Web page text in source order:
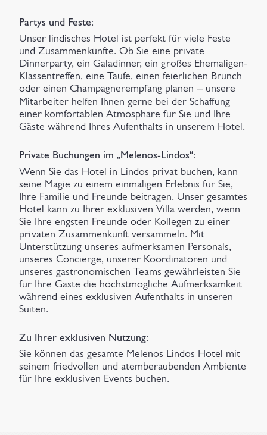
Partys und Feste:
Unser lindisches Hotel ist perfekt für viele Feste
und Zusammenkünfte. Ob Sie eine private
Dinnerparty, ein Galadinner, ein großes Ehemaligen-
Klassentreffen, eine Taufe, einen feierlichen Brunch
oder einen Champagnerempfang planen – unsere
Mitarbeiter helfen Ihnen gerne bei der Schaffung
einer komfortablen Atmosphäre für Sie und Ihre
Gäste während Ihres Aufenthalts in unserem Hotel.
Private Buchungen im „Melenos-Lindos“:
Wenn Sie das Hotel in Lindos privat buchen, kann
seine Magie zu einem einmaligen Erlebnis für Sie,
Ihre Familie und Freunde beitragen. Unser gesamtes
Hotel kann zu Ihrer exklusiven Villa werden, wenn
Sie Ihre engsten Freunde oder Kollegen zu einer
privaten Zusammenkunft versammeln. Mit
Unterstützung unseres aufmerksamen Personals,
unseres Concierge, unserer Koordinatoren und
unseres gastronomischen Teams gewährleisten Sie
für Ihre Gäste die höchstmögliche Aufmerksamkeit
während eines exklusiven Aufenthalts in unseren
Suiten.
Zu Ihrer exklusiven Nutzung:
Sie können das gesamte Melenos Lindos Hotel mit
seinem friedvollen und atemberaubenden Ambiente
für Ihre exklusiven Events buchen.